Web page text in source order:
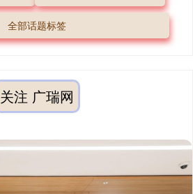
全部话题标签
关注 广瑞网